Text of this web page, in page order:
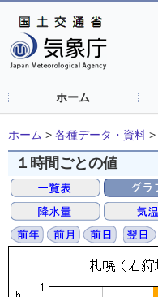
ホーム
ホーム > 各種データ・資料 >
１時間ごとの値